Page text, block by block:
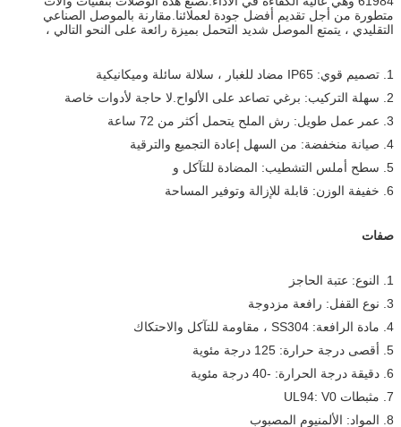
متطورة من أجل تقديم أفضل جودة لعملائنا.مقارنة بالموصل الصناعي
التقليدي ، يتمتع الموصل شديد التحمل بميزة رائعة على النحو التالي ،
1. تصميم قوي: IP65 مضاد للغبار ، سلالة سائلة وميكانيكية
2. سهلة التركيب: برغي تصاعد على الألواح.لا حاجة لأدوات خاصة
3. عمر عمل طويل: رش الملح يتحمل أكثر من 72 ساعة
4. صيانة منخفضة: من السهل إعادة التجميع والترقية
5. سطح أملس التشطيب: المضادة للتآكل و
6. خفيفة الوزن: قابلة للإزالة وتوفير المساحة
صفات
1. النوع: عتبة الحاجز
3. نوع القفل: رافعة مزدوجة
4. مادة الرافعة: SS304 ، مقاومة للتآكل والاحتكاك
5. أقصى درجة حرارة: 125 درجة مئوية
6. دقيقة درجة الحرارة: -40 درجة مئوية
7. مثبطات UL94: V0
8. المواد: الألمنيوم المصبوب